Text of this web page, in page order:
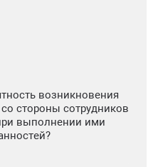
возникновения
стороны сотрудников
выполнении ими